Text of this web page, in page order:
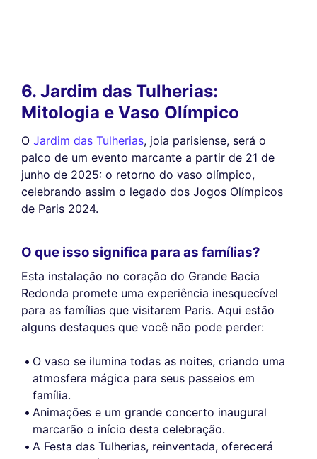
6. Jardim das Tulherias:
Mitologia e Vaso Olímpico
O Jardim das Tulherias, joia parisiense, será o
palco de um evento marcante a partir de 21 de
junho de 2025: o retorno do vaso olímpico,
celebrando assim o legado dos Jogos Olímpicos
de Paris 2024.
O que isso significa para as famílias?
Esta instalação no coração do Grande Bacia
Redonda promete uma experiência inesquecível
para as famílias que visitarem Paris. Aqui estão
alguns destaques que você não pode perder:
O vaso se ilumina todas as noites, criando uma
atmosfera mágica para seus passeios em
família.
Animações e um grande concerto inaugural
marcarão o início desta celebração.
A Festa das Tulherias, reinventada, oferecerá